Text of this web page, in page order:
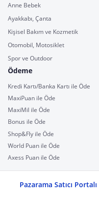
Anne Bebek
Ayakkabı, Çanta
Kişisel Bakım ve Kozmetik
Otomobil, Motosiklet
Spor ve Outdoor
Ödeme
Kredi Kartı/Banka Kartı ile Öde
MaxiPuan ile Öde
MaxiMil ile Öde
Bonus ile Öde
Shop&Fly ile Öde
World Puan ile Öde
Axess Puan ile Öde
Pazarama Satıcı Portalı